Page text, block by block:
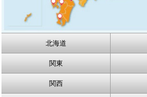
北海道
関東
関西